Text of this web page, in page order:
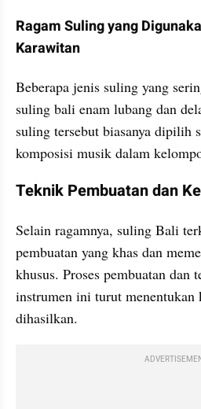
Ragam Suling yang
Karawitan
Beberapa jenis suling yang
suling bali enam lubang dan
suling tersebut biasanya dipilih
komposisi musik dalam
Teknik Pembuatan dan
Selain ragamnya, suling Bali
pembuatan yang khas dan
khusus. Proses pembuatan dan
instrumen ini turut menentukan
dihasilkan.